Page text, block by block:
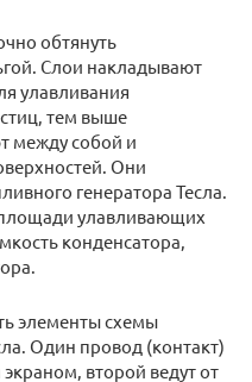
обтянуть
Слои накладывают
улавливания
тем выше
между собой и
Они
генератора Тесла.
улавливающих
конденсатора,
элементы схемы
Один провод (контакт)
второй ведут от